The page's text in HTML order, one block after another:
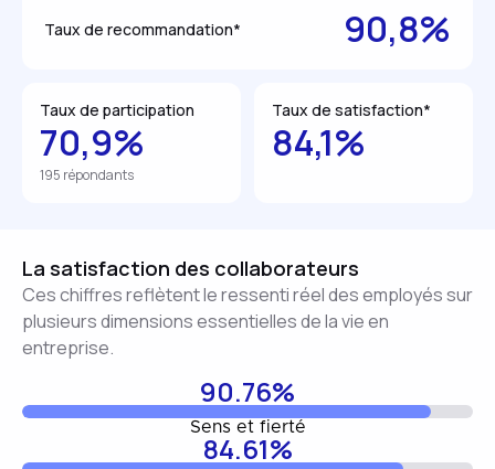
Taux de recommandation* 90,8%
Taux de participation
70,9%
195 répondants
Taux de satisfaction*
84,1%
La satisfaction des collaborateurs
Ces chiffres reflètent le ressenti réel des employés sur
plusieurs dimensions essentielles de la vie en
entreprise.
90.76%
Sens et fierté
84.61%